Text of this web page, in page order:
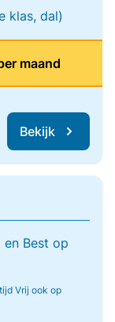
klas, dal)
maand
Bekijk
Best op
Vrij ook op